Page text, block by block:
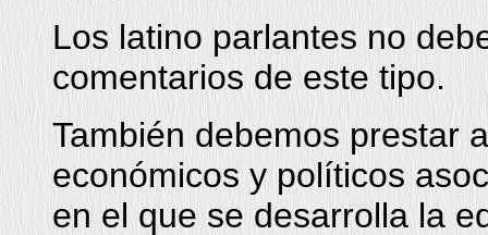
Los latino parlantes no
comentarios de este tipo.
También debemos prestar
económicos y políticos
en el que se desarrolla la